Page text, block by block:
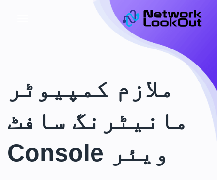
ملازم کمپیوٹر
مانیٹرنگ سافٹ
ویئر Console